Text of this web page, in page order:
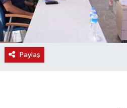
Paylaş